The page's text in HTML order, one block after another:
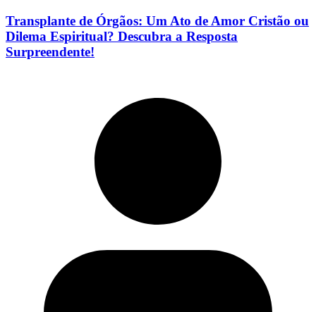
Transplante de Órgãos: Um Ato de Amor Cristão ou
Dilema Espiritual? Descubra a Resposta
Surpreendente!